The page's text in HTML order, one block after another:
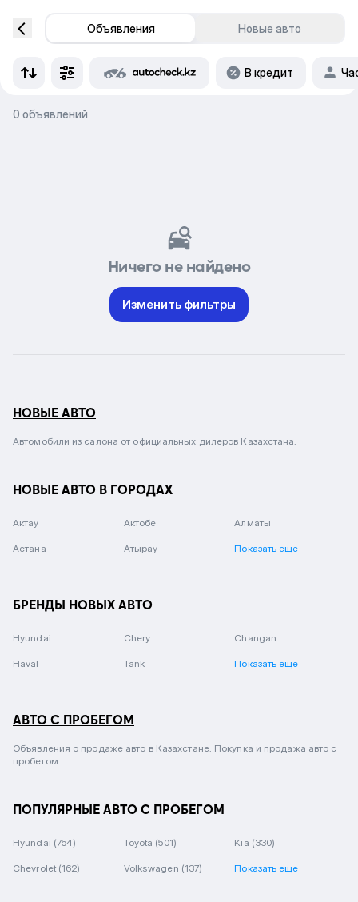
Объявления Новые авто
В кредит
0 объявлений
Ничего не найдено
Изменить фильтры
НОВЫЕ АВТО
Автомобили из салона от официальных дилеров Казахстана.
НОВЫЕ АВТО В ГОРОДАХ
Актау Актобе Алматы
Астана Атырау Показать еще
БРЕНДЫ НОВЫХ АВТО
Hyundai Chery Changan
Haval Tank Показать еще
АВТО С ПРОБЕГОМ
Объявления о продаже авто в Казахстане. Покупка и продажа авто с
пробегом.
ПОПУЛЯРНЫЕ АВТО С ПРОБЕГОМ
Hyundai (754) Toyota (501) Kia (330)
Chevrolet (162) Volkswagen (137) Показать еще